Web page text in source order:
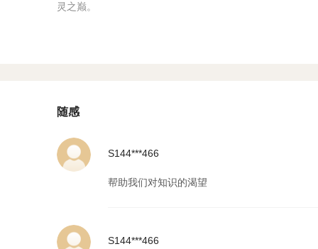
灵之巅。
随感
S144***466
帮助我们对知识的渴望
S144***466